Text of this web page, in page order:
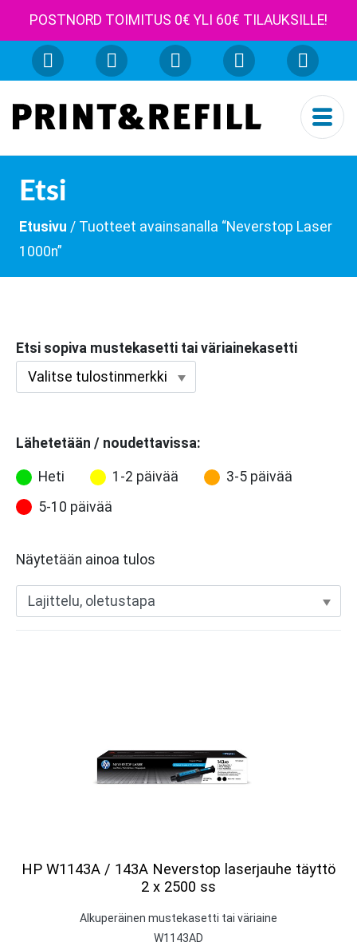
POSTNORD TOIMITUS 0€ YLI 60€ TILAUKSILLE!
Etsi
Etusivu / Tuotteet avainsanalla “Neverstop Laser
1000n”
Etsi sopiva mustekasetti tai väriainekasetti
Lähetetään / noudettavissa:
Heti 1-2 päivää
3-5 päivää
5-10 päivää
Näytetään ainoa tulos
HP W1143A / 143A Neverstop laserjauhe täyttö
2 x 2500 ss
Alkuperäinen mustekasetti tai väriaine
W1143AD